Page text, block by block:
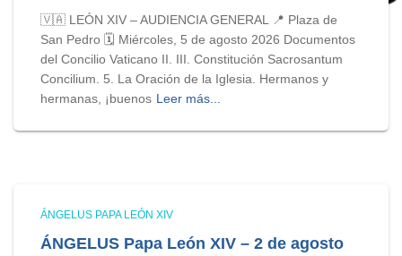
🇻🇦 LEÓN XIV – AUDIENCIA GENERAL 📍 Plaza de
San Pedro 🗓️ Miércoles, 5 de agosto 2026 Documentos
del Concilio Vaticano II. III. Constitución Sacrosantum
Concilium. 5. La Oración de la Iglesia. Hermanos y
hermanas, ¡buenos Leer más...
ÁNGELUS PAPA LEÓN XIV
ÁNGELUS Papa León XIV – 2 de agosto